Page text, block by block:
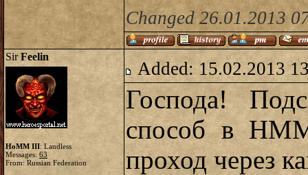
Changed 26.01.2013
SirFeelin
HoMM III: Landless
Messages: 63
From: Russian Federation
Added: 15.02.2013
Господа!
способ в
проход через